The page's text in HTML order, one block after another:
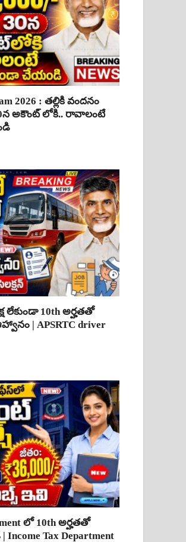
2026 : తల్లికి వందనం
అకౌంట్ లోకి.. రావాలంటే
లేకుండా 10th అర్హతతో
| APSRTC driver
లో 10th అర్హతతో
Tax Department